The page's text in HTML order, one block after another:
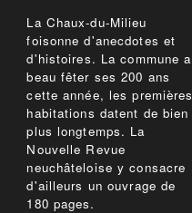
La Chaux-du-Milieu
foisonne d'anecdotes et
d'histoires. La commune a
beau fêter ses 200 ans
cette année, les premières
habitations datent de bien
plus longtemps. La
Nouvelle Revue
neuchâteloise y consacre
d'ailleurs un ouvrage de
180 pages.